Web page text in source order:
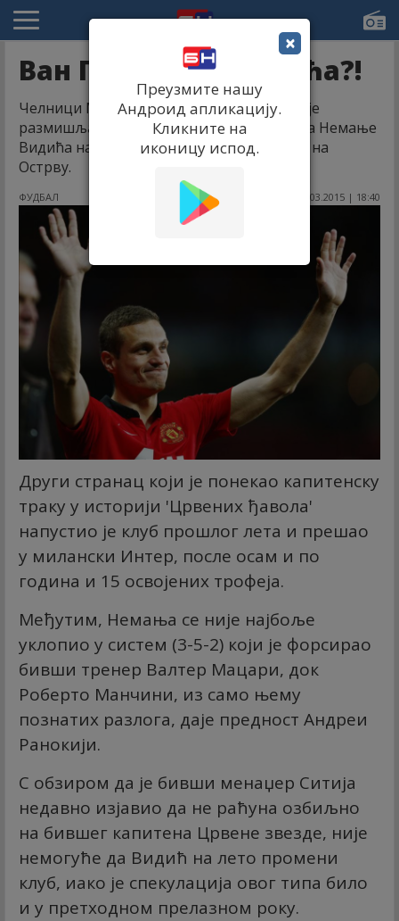
Ван Гал враћа Видића?!
Челници Манчестер Јунајтеда све гласније
размишљају о повратку бившег капитена Немање
Видића на Олд Трафорд, преносе медији на
Острву.
ФУДБАЛ 12.03.2015 | 18:40
Други странац који је понекао капитенску
траку у историји 'Црвених ђавола'
напустио је клуб прошлог лета и прешао
у милански Интер, после осам и по
година и 15 освојених трофеја.
Међутим, Немања се није најбоље
уклопио у систем (3-5-2) који је форсирао
бивши тренер Валтер Мацари, док
Роберто Манчини, из само њему
познатих разлога, даје предност Андреи
Ранокији.
С обзиром да је бивши менаџер Ситија
недавно изјавио да не раћуна озбиљно
на бившег капитена Црвене звезде, није
немогуће да Видић на лето промени
клуб, иако је спекулација овог типа било
и у претходном прелазном року.
×
Преузмите нашу
Андроид апликацију.
Кликните на
иконицу испод.